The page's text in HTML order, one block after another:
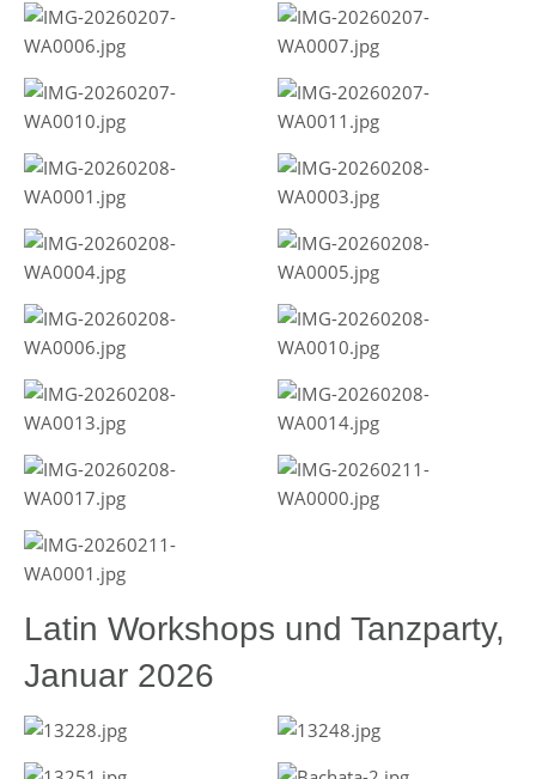
Latin Workshops und Tanzparty,
Januar 2026